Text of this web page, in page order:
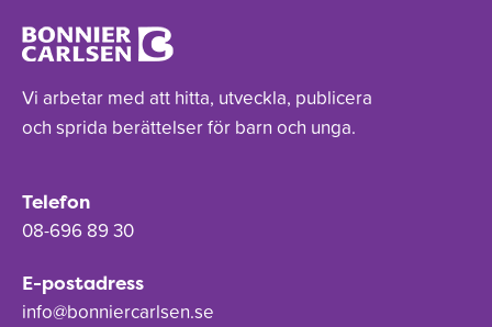
Vi arbetar med att hitta, utveckla, publicera
och sprida berättelser för barn och unga.
Telefon
08-696 89 30
E-postadress
info@bonniercarlsen.se